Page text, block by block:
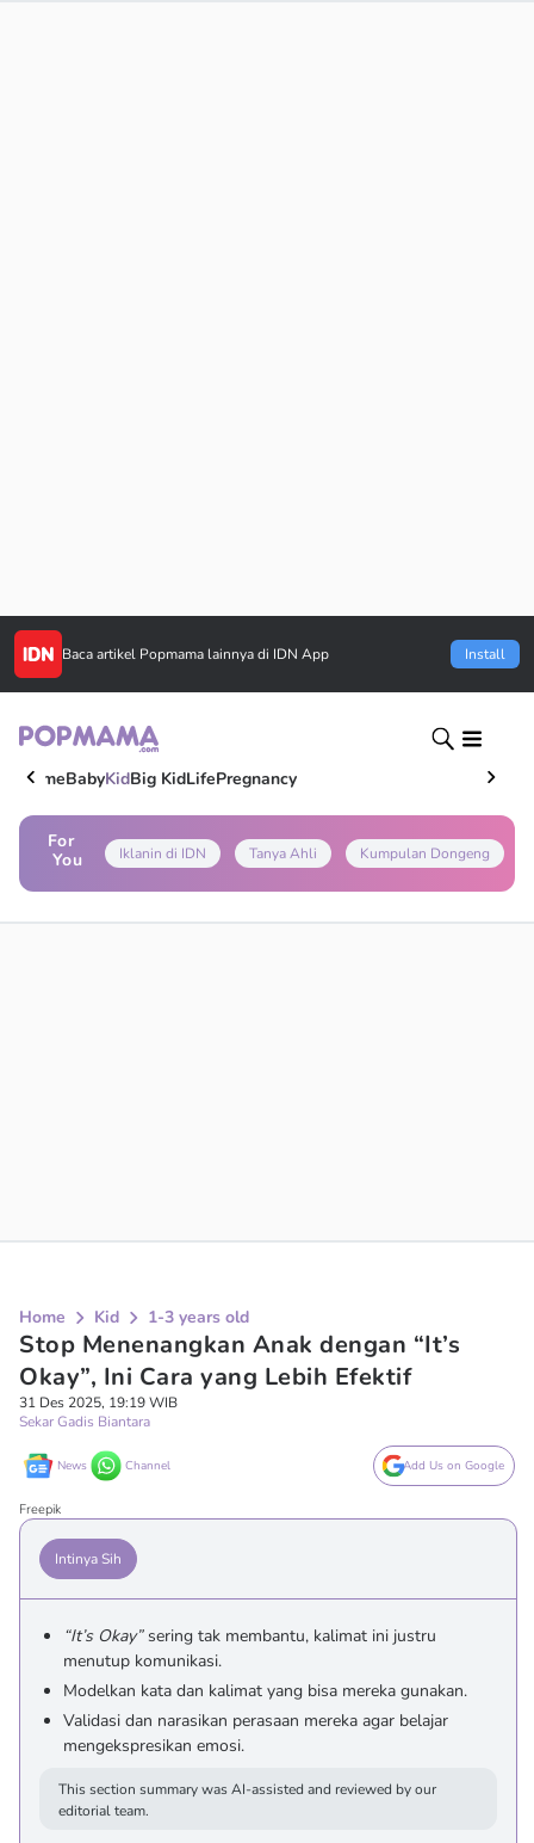
Baca artikel Popmama lainnya di IDN App Install
HomeBabyKidBig KidLifePregnancy
For
You
Iklanin di IDN Tanya Ahli Kumpulan Dongeng
Home Kid 1-3 years old
Stop Menenangkan Anak dengan “It’s
Okay”, Ini Cara yang Lebih Efektif
31 Des 2025, 19:19 WIB
Sekar Gadis Biantara
News Channel Add Us on Google
Freepik
Intinya Sih
“It’s Okay”sering tak membantu, kalimat ini justru
menutup komunikasi.
Modelkan kata dan kalimat yang bisa mereka gunakan.
Validasi dan narasikan perasaan mereka agar belajar
mengekspresikan emosi.
This section summary was AI-assisted and reviewed by our
editorial team.